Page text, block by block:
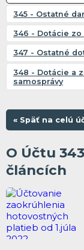
345 - Ostatné
346 - Dotácie
347 - Ostatné
348 - Dotácie a
samosprávy
« Späť na celú
O Účtu
článcích